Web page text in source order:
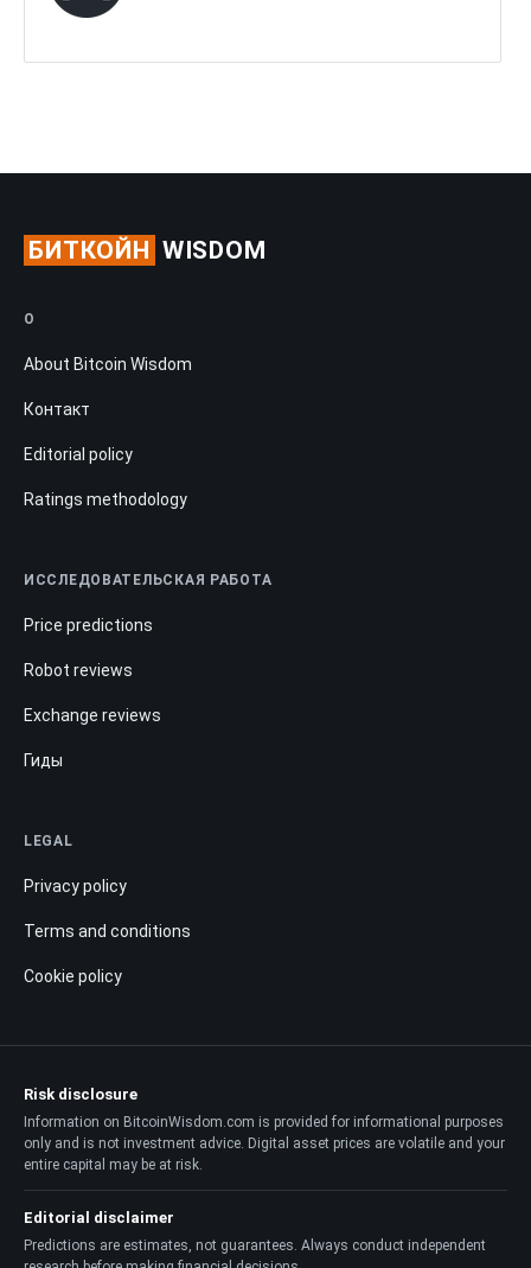
БИТКОЙН WISDOM
О
About Bitcoin Wisdom
Контакт
Editorial policy
Ratings methodology
ИССЛЕДОВАТЕЛЬСКАЯ РАБОТА
Price predictions
Robot reviews
Exchange reviews
Гиды
LEGAL
Privacy policy
Terms and conditions
Cookie policy
Risk disclosure
Information on BitcoinWisdom.com is provided for informational purposes
only and is not investment advice. Digital asset prices are volatile and your
entire capital may be at risk.
Editorial disclaimer
Predictions are estimates, not guarantees. Always conduct independent